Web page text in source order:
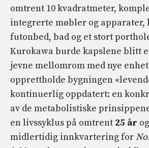
omtrent 10 kvadratmeter,
integrerte møbler og apparater,
futonbed, bad og et stort
Kurokawa burde kapslene blitt
jevne mellomrom med nye
opprettholde bygningen
kontinuerlig oppdatert: en
av de metabolistiske
en livssyklus på omtrent 25 år
midlertidig innkvartering for